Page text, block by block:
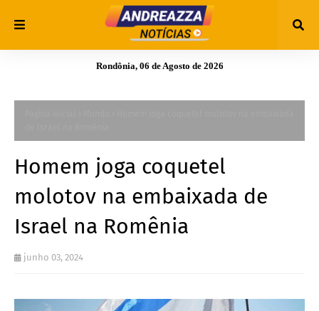
Rondônia, 06 de Agosto de 2026
Homem joga coquetel
molotov na embaixada de
Israel na Romênia
junho 03, 2024